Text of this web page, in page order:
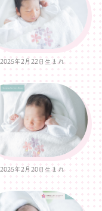
2025年2月22日生まれ
2025年2月20日生まれ